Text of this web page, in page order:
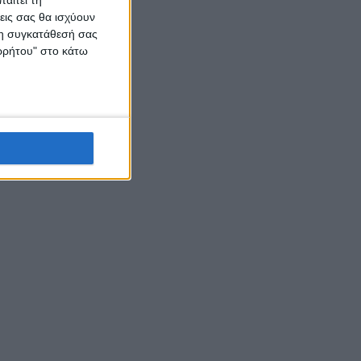
σας θα ισχύουν
συγκατάθεσή σας
στο κάτω